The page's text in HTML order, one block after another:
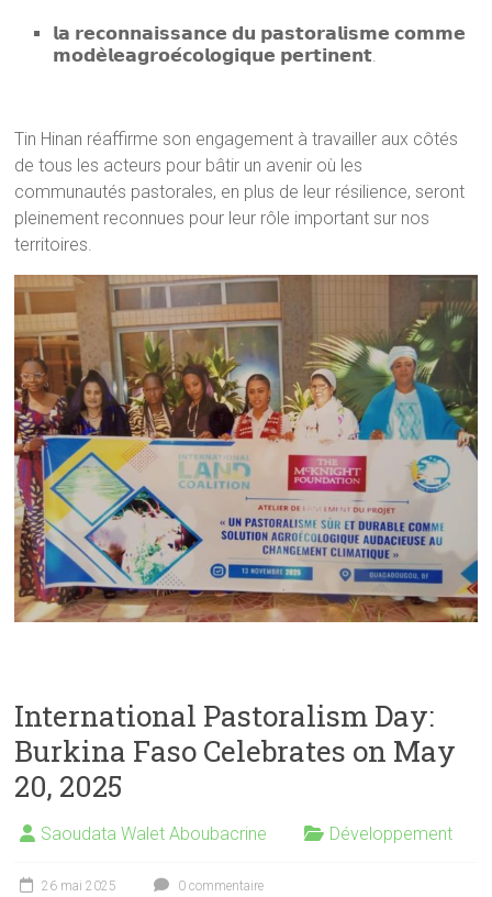
𝗹𝗮 𝗿𝗲𝗰𝗼𝗻𝗻𝗮𝗶𝘀𝘀𝗮𝗻𝗰𝗲 𝗱𝘂 𝗽𝗮𝘀𝘁𝗼𝗿𝗮𝗹𝗶𝘀𝗺𝗲 𝗰𝗼𝗺𝗺𝗲
𝗺𝗼𝗱𝗲̀𝗹𝗲𝗮𝗴𝗿𝗼𝗲́𝗰𝗼𝗹𝗼𝗴𝗶𝗾𝘂𝗲 𝗽𝗲𝗿𝘁𝗶𝗻𝗲𝗻𝘁.
Tin Hinan réaffirme son engagement à travailler aux côtés
de tous les acteurs pour bâtir un avenir où les
communautés pastorales, en plus de leur résilience, seront
pleinement reconnues pour leur rôle important sur nos
territoires.
International Pastoralism Day:
Burkina Faso Celebrates on May
20, 2025
Saoudata Walet Aboubacrine Développement
26 mai 2025 0 commentaire